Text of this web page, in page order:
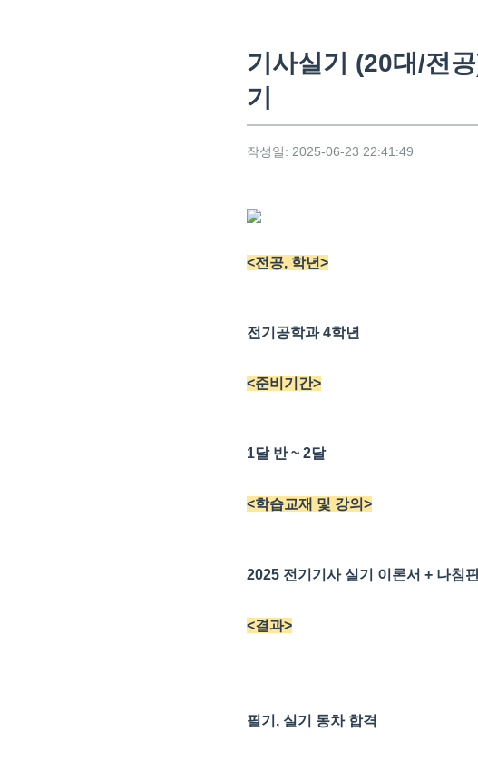
기사실기 (20대/전
기
작성일: 2025-06-23 22:41:49
<전공, 학년>
전기공학과 4학년
<준비기간>
1달 반 ~ 2달
<학습교재 및 강의>
2025 전기기사 실기 이론서 + 나침
<결과>
필기, 실기 동차 합격